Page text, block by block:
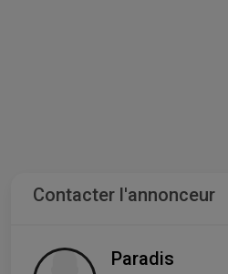
Contacter l'annonceur
Paradis